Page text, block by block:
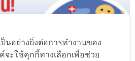
นอย่างยิ่งต่อการทำงานของ
จะใช้คุกกี้ทางเลือกเพื่อช่วย